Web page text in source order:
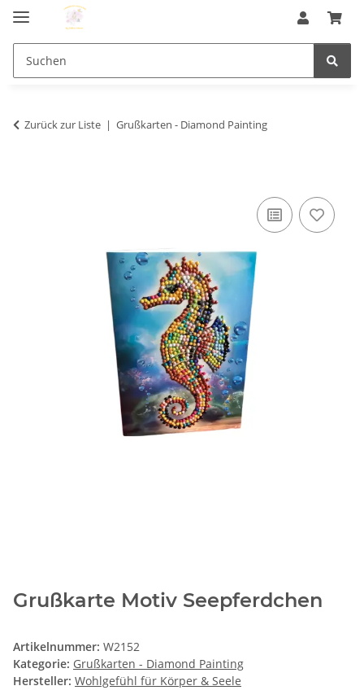
Zurück zur Liste Grußkarten - Diamond Painting
Grußkarte Motiv Seepferdchen
Artikelnummer: W2152
Kategorie: Grußkarten - Diamond Painting
Hersteller: Wohlgefühl für Körper & Seele